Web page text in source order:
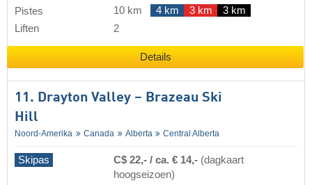
Pistes 10 km 4 km 3 km
3 km
Liften
2
Details
11. Drayton Valley – Brazeau Ski
Hill
Noord-Amerika Canada Alberta Central Alberta
Skipas C$ 22,- / ca. € 14,- (dagkaart
hoogseizoen)